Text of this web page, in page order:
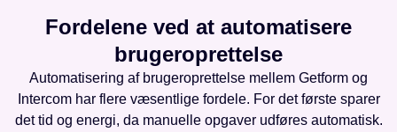
Fordelene ved at automatisere
brugeroprettelse
Automatisering af brugeroprettelse mellem Getform og
Intercom har flere væsentlige fordele. For det første sparer
det tid og energi, da manuelle opgaver udføres automatisk.